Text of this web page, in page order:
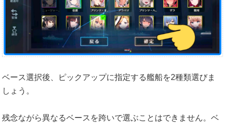
ベース選択後、ピックアップに指定する艦船を2種類選びま
しょう。
残念ながら異なるベースを跨いで選ぶことはできません。ベ